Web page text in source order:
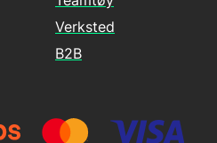
Verksted
B2B